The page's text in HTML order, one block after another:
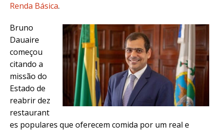
Renda Básica.
Bruno
Dauaire
começou
citando a
missão do
Estado de
reabrir dez
restaurant
es populares que oferecem comida por um real e